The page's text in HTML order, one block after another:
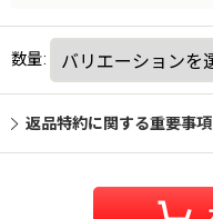
数量:
返品特約に関する重要事項